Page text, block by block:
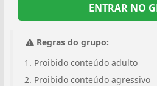
ENTRAR NO
Regras do grupo:
Proibido conteúdo adulto
Proibido conteúdo agressivo